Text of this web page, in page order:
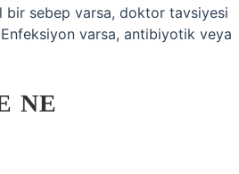
bir sebep varsa, doktor tavsiyesi
Enfeksiyon varsa, antibiyotik veya
NE